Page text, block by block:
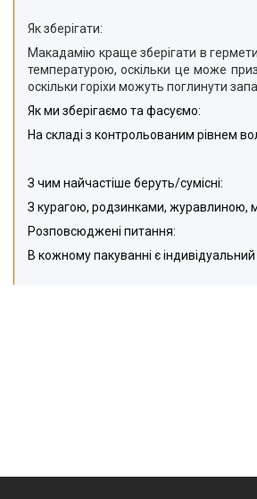
Як зберігати:
Макадамію краще зберігати в
температурою, оскільки це може
оскільки горіхи можуть поглинути
Як ми зберігаємо та фасуємо:
На складі з контрольованим рівнем
З чим найчастіше беруть/cумісні:
З курагою, родзинками, журавлиною,
Розповсюджені питання:
В кожному пакуванні є